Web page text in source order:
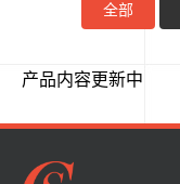
全部
产品内容更新中